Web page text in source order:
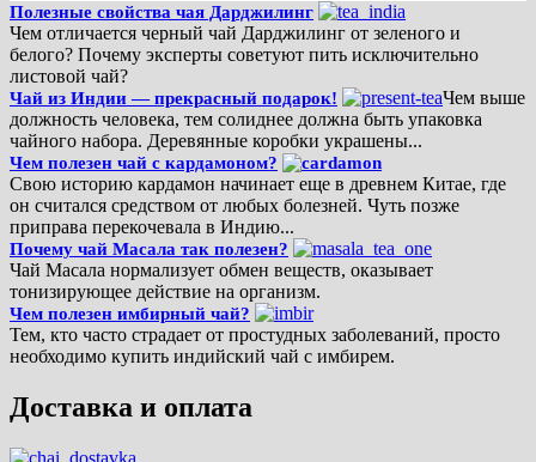
Полезные свойства чая Дарджилинг
Чем отличается черный чай Дарджилинг от зеленого и
белого? Почему эксперты советуют пить исключительно
листовой чай?
Чай из Индии — прекрасный подарок!
Чем выше
должность человека, тем солиднее должна быть упаковка
чайного набора. Деревянные коробки украшены...
Чем полезен чай с кардамоном?
Свою историю кардамон начинает еще в древнем Китае, где
он считался средством от любых болезней. Чуть позже
приправа перекочевала в Индию...
Почему чай Масала так полезен?
Чай Масала нормализует обмен веществ, оказывает
тонизирующее действие на организм.
Чем полезен имбирный чай?
Тем, кто часто страдает от простудных заболеваний, просто
необходимо купить индийский чай с имбирем.
Доставка и оплата